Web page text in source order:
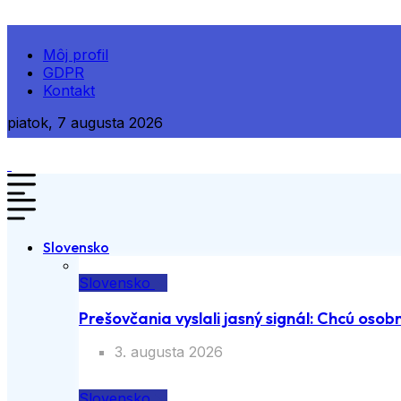
Môj profil
GDPR
Kontakt
piatok, 7 augusta 2026
Slovensko
Slovensko
Prešovčania vyslali jasný signál: Chcú
3. augusta 2026